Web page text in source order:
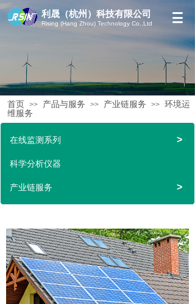
利晟（杭州）科技有限公司
Rising (Hang Zhou) Technology Co.,Ltd
首页 >> 产品与服务 >> 产业链服务 >> 环境运
维服务
在线监测系列 >
科学分析仪器
产业链服务 >